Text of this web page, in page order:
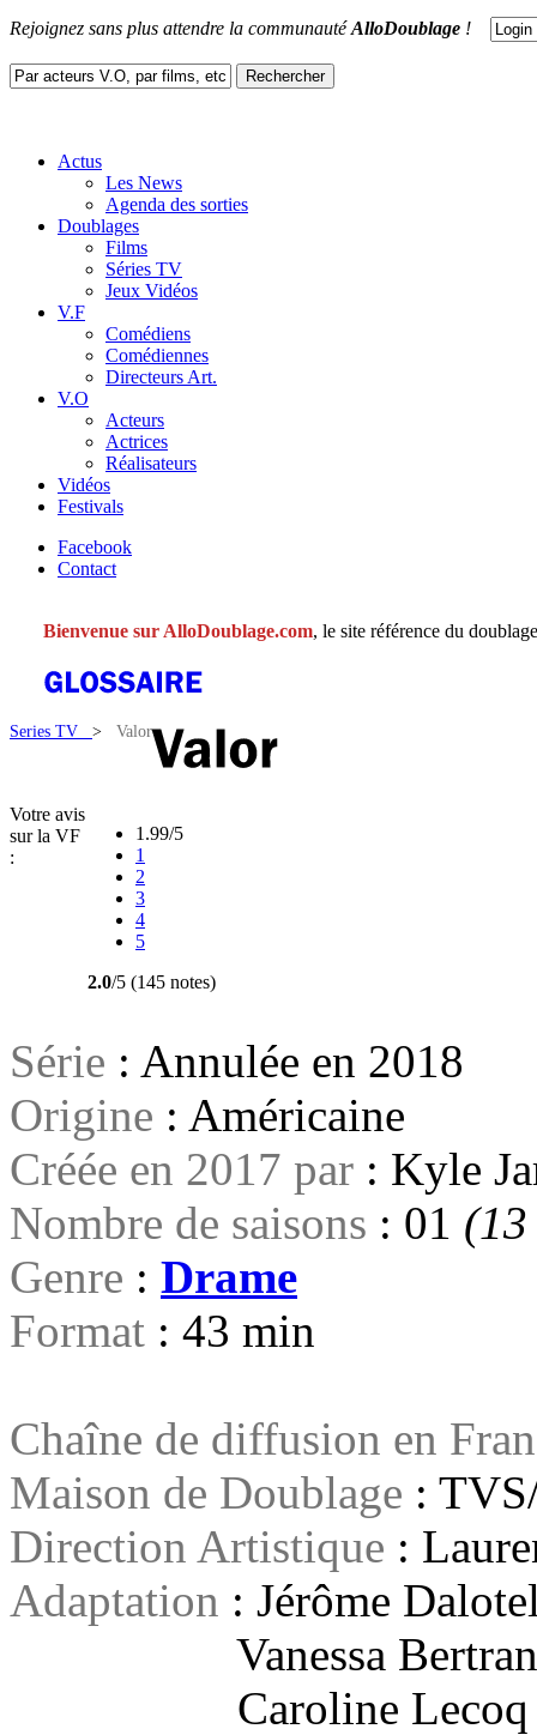
Rejoignez sans plus attendre la communautéAlloDoublage !
Actus
Les News
Agenda des sorties
Doublages
Films
Séries TV
Jeux Vidéos
V.F
Comédiens
Comédiennes
Directeurs Art.
V.O
Acteurs
Actrices
Réalisateurs
Vidéos
Festivals
Facebook
Contact
Bienvenue sur AlloDoublage.com, le site référence du
Series TV > Valor
Votre avis
sur la VF
:
1.99/5
1
2
3
4
5
2.0/5 (145 notes)
Série : Annulée en 2018
Origine : Américaine
Créée en 2017 par : Kyle
Nombre de saisons : 01 (13
Genre : Drame
Format : 43 min
Chaîne de diffusion en
Maison de Doublage :
Direction Artistique :
Adaptation : Jérôme
Vanessa
Caroline